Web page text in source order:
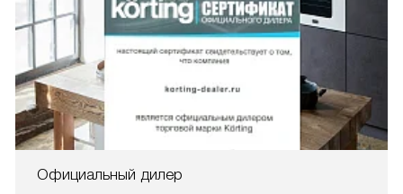
Официальный дилер